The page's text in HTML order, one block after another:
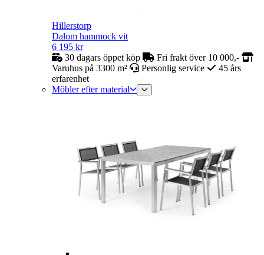
Hillerstorp
Dalom hammock vit
6 195 kr
30 dagars öppet köp
Fri frakt över 10 000,-
Varuhus på 3300 m²
Personlig service
45 års
erfarenhet
Möbler efter material